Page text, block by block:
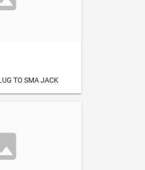
TO SMA JACK